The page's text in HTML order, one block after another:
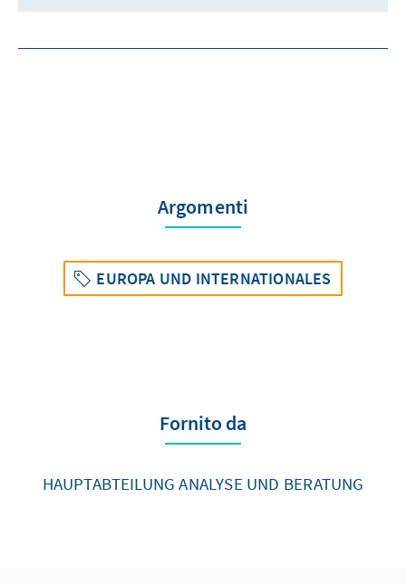
Argomenti
EUROPA UND INTERNATIONALES
Fornito da
HAUPTABTEILUNG ANALYSE UND BERATUNG